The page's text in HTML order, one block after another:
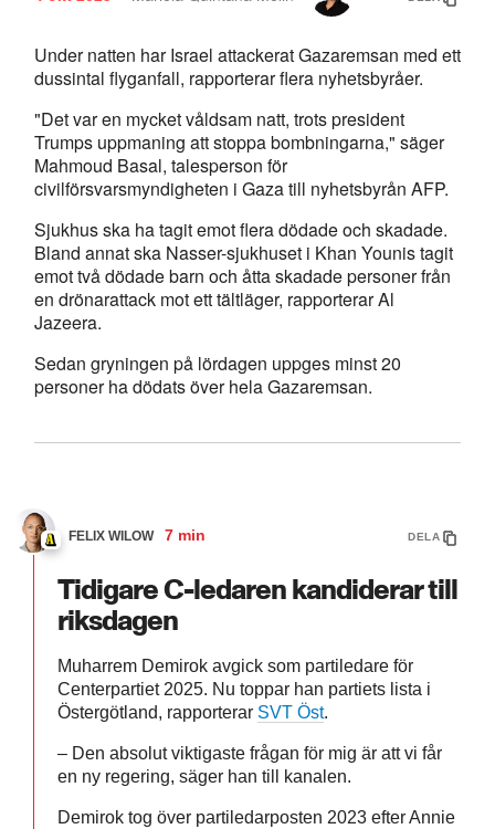
Under natten har Israel attackerat Gazaremsan med ett
dussintal flyganfall, rapporterar flera nyhetsbyråer.
"Det var en mycket våldsam natt, trots president
Trumps uppmaning att stoppa bombningarna," säger
Mahmoud Basal, talesperson för
civilförsvarsmyndigheten i Gaza till nyhetsbyrån AFP.
Sjukhus ska ha tagit emot flera dödade och skadade.
Bland annat ska Nasser-sjukhuset i Khan Younis tagit
emot två dödade barn och åtta skadade personer från
en drönarattack mot ett tältläger, rapporterar Al
Jazeera.
Sedan gryningen på lördagen uppges minst 20
personer ha dödats över hela Gazaremsan.
FELIX WILOW 7 min DELA
Tidigare C-ledaren kandiderar till
riksdagen
Muharrem Demirok avgick som partiledare för
Centerpartiet 2025. Nu toppar han partiets lista i
Östergötland, rapporterar SVT Öst.
– Den absolut viktigaste frågan för mig är att vi får
en ny regering, säger han till kanalen.
Demirok tog över partiledarposten 2023 efter Annie